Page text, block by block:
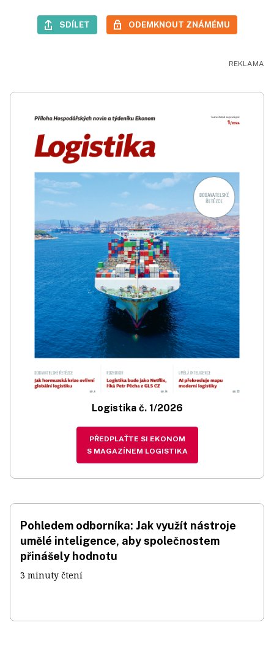
SDÍLET ODEMKNOUT ZNÁMÉMU
Logistika č. 1/2026
PŘEDPLAŤTE SI EKONOM
S MAGAZÍNEM LOGISTIKA
Pohledem odborníka: Jak využít nástroje
umělé inteligence, aby společnostem
přinášely hodnotu
3 minuty čtení